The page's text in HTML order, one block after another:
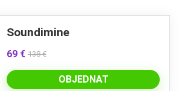
Soundimine
69 € 138 €
OBJEDNAT